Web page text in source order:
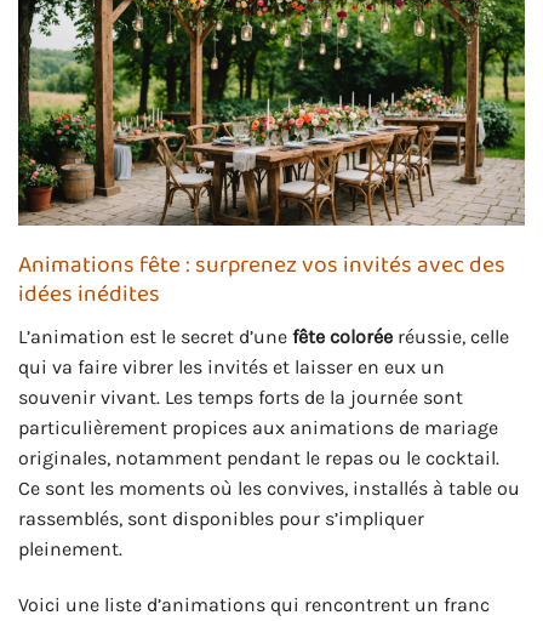
Animations fête : surprenez vos invités avec des
idées inédites
L’animation est le secret d’une fête colorée réussie, celle
qui va faire vibrer les invités et laisser en eux un
souvenir vivant. Les temps forts de la journée sont
particulièrement propices aux animations de mariage
originales, notamment pendant le repas ou le cocktail.
Ce sont les moments où les convives, installés à table ou
rassemblés, sont disponibles pour s’impliquer
pleinement.
Voici une liste d’animations qui rencontrent un franc